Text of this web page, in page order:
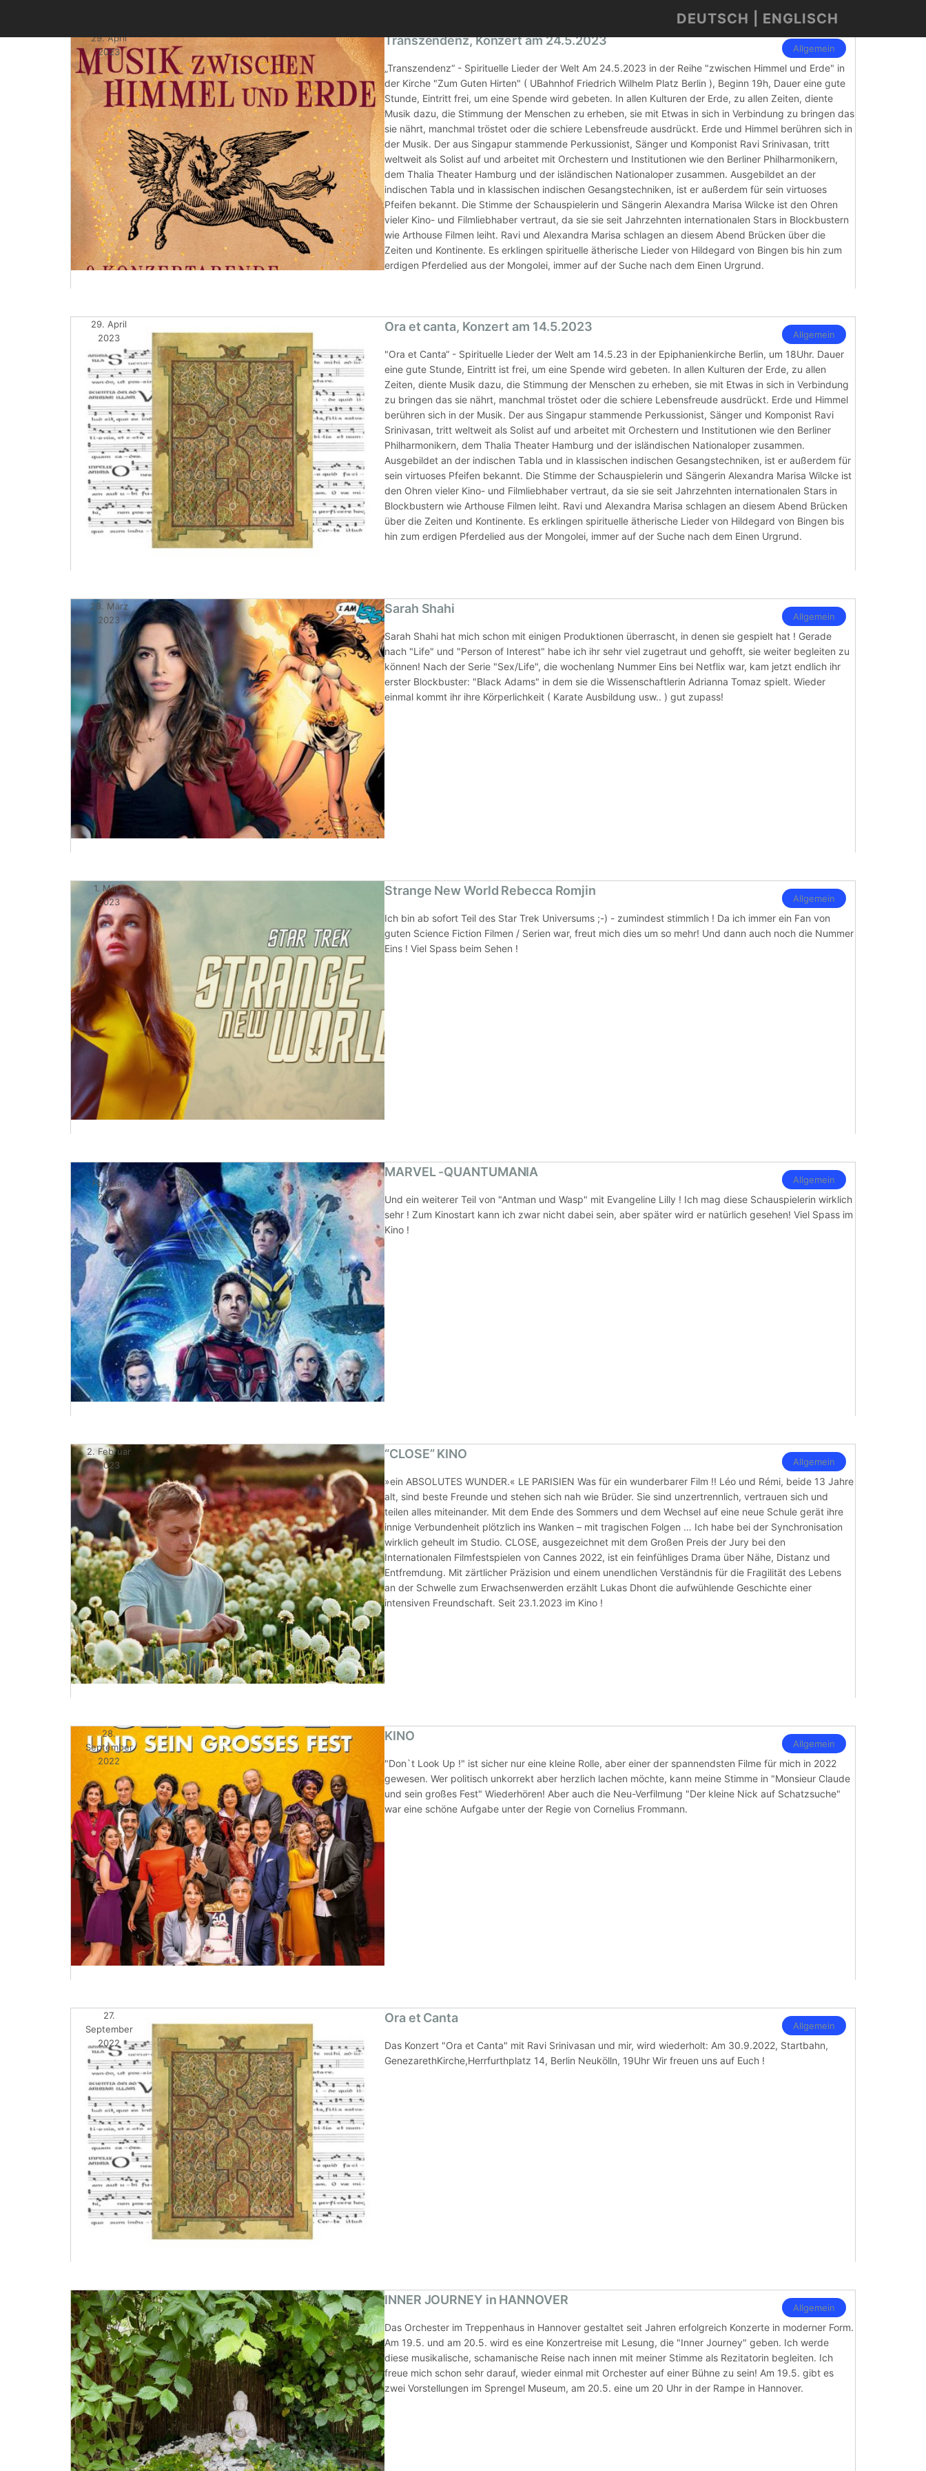
DEUTSCH | ENGLISCH
Allgemein
29. April
2023
Transzendenz, Konzert am 24.5.2023
„Transzendenz“ - Spirituelle Lieder der Welt Am 24.5.2023 in der Reihe "zwischen Himmel und Erde" in
der Kirche "Zum Guten Hirten" ( UBahnhof Friedrich Wilhelm Platz Berlin ), Beginn 19h, Dauer eine gute
Stunde, Eintritt frei, um eine Spende wird gebeten. In allen Kulturen der Erde, zu allen Zeiten, diente
Musik dazu, die Stimmung der Menschen zu erheben, sie mit Etwas in sich in Verbindung zu bringen das
sie nährt, manchmal tröstet oder die schiere Lebensfreude ausdrückt. Erde und Himmel berühren sich in
der Musik. Der aus Singapur stammende Perkussionist, Sänger und Komponist Ravi Srinivasan, tritt
weltweit als Solist auf und arbeitet mit Orchestern und Institutionen wie den Berliner Philharmonikern,
dem Thalia Theater Hamburg und der isländischen Nationaloper zusammen. Ausgebildet an der
indischen Tabla und in klassischen indischen Gesangstechniken, ist er außerdem für sein ­virtuoses
Pfeifen bekannt. Die Stimme der Schauspielerin und Sängerin Alexandra Marisa Wilcke ist den Ohren
vieler Kino- und Filmliebhaber vertraut, da sie sie seit Jahrzehnten internationalen Stars in Blockbustern
wie Arthouse Filmen leiht. Ravi und Alexandra Marisa schlagen an diesem Abend Brücken über die
Zeiten und Kontinente. Es erklingen spirituelle ätherische Lieder von Hildegard von Bingen bis hin zum
erdigen Pferdelied aus der Mongolei, immer auf der Suche nach dem Einen Urgrund.
Allgemein
29. April
2023
Ora et canta, Konzert am 14.5.2023
"Ora et Canta“ - Spirituelle Lieder der Welt am 14.5.23 in der Epiphanienkirche Berlin, um 18Uhr. Dauer
eine gute Stunde, Eintritt ist frei, um eine Spende wird gebeten. In allen Kulturen der Erde, zu allen
Zeiten, diente Musik dazu, die Stimmung der Menschen zu erheben, sie mit Etwas in sich in Verbindung
zu bringen das sie nährt, manchmal tröstet oder die schiere Lebensfreude ausdrückt. Erde und Himmel
berühren sich in der Musik. Der aus Singapur stammende Perkussionist, Sänger und Komponist Ravi
Srinivasan, tritt weltweit als Solist auf und arbeitet mit Orchestern und Institutionen wie den Berliner
Philharmonikern, dem Thalia Theater Hamburg und der isländischen Nationaloper zusammen.
Ausgebildet an der indischen Tabla und in klassischen indischen Gesangstechniken, ist er außerdem für
sein ­virtuoses Pfeifen bekannt. Die Stimme der Schauspielerin und Sängerin Alexandra Marisa Wilcke ist
den Ohren vieler Kino- und Filmliebhaber vertraut, da sie sie seit Jahrzehnten internationalen Stars in
Blockbustern wie Arthouse Filmen leiht. Ravi und Alexandra Marisa schlagen an diesem Abend Brücken
über die Zeiten und Kontinente. Es erklingen spirituelle ätherische Lieder von Hildegard von Bingen bis
hin zum erdigen Pferdelied aus der Mongolei, immer auf der Suche nach dem Einen Urgrund.
Allgemein
28. März
2023
Sarah Shahi
Sarah Shahi hat mich schon mit einigen Produktionen überrascht, in denen sie gespielt hat ! Gerade
nach "Life" und "Person of Interest" habe ich ihr sehr viel zugetraut und gehofft, sie weiter begleiten zu
können! Nach der Serie "Sex/Life", die wochenlang Nummer Eins bei Netflix war, kam jetzt endlich ihr
erster Blockbuster: "Black Adams" in dem sie die Wissenschaftlerin Adrianna Tomaz spielt. Wieder
einmal kommt ihr ihre Körperlichkeit ( Karate Ausbildung usw.. ) gut zupass!
Allgemein
1. März
2023
Strange New World Rebecca Romjin
Ich bin ab sofort Teil des Star Trek Universums ;-) - zumindest stimmlich ! Da ich immer ein Fan von
guten Science Fiction Filmen / Serien war, freut mich dies um so mehr! Und dann auch noch die Nummer
Eins ! Viel Spass beim Sehen !
Allgemein
28.
Februar
2023
MARVEL -QUANTUMANIA
Und ein weiterer Teil von "Antman und Wasp" mit Evangeline Lilly ! Ich mag diese Schauspielerin wirklich
sehr ! Zum Kinostart kann ich zwar nicht dabei sein, aber später wird er natürlich gesehen! Viel Spass im
Kino !
Allgemein
2. Februar
2023
“CLOSE” KINO
»ein ABSOLUTES WUNDER.« LE PARISIEN Was für ein wunderbarer Film !! Léo und Rémi, beide 13 Jahre
alt, sind beste Freunde und stehen sich nah wie Brüder. Sie sind unzertrennlich, vertrauen sich und
teilen alles miteinander. Mit dem Ende des Sommers und dem Wechsel auf eine neue Schule gerät ihre
innige Verbundenheit plötzlich ins Wanken – mit tragischen Folgen … Ich habe bei der Synchronisation
wirklich geheult im Studio. CLOSE, ausgezeichnet mit dem Großen Preis der Jury bei den
Internationalen Filmfestspielen von Cannes 2022, ist ein feinfühliges Drama über Nähe, Distanz und
Entfremdung. Mit zärtlicher Präzision und einem unendlichen Verständnis für die Fragilität des Lebens
an der Schwelle zum Erwachsenwerden erzählt Lukas Dhont die aufwühlende Geschichte einer
intensiven Freundschaft. Seit 23.1.2023 im Kino !
Allgemein
28.
September
2022
KINO
"Don`t Look Up !" ist sicher nur eine kleine Rolle, aber einer der spannendsten Filme für mich in 2022
gewesen. Wer politisch unkorrekt aber herzlich lachen möchte, kann meine Stimme in "Monsieur Claude
und sein großes Fest" Wiederhören! Aber auch die Neu-Verfilmung "Der kleine Nick auf Schatzsuche"
war eine schöne Aufgabe unter der Regie von Cornelius Frommann.
Allgemein
27.
September
2022
Ora et Canta
Das Konzert "Ora et Canta" mit Ravi Srinivasan und mir, wird wiederholt: Am 30.9.2022, Startbahn,
GenezarethKirche,Herrfurthplatz 14, Berlin Neukölln, 19Uhr Wir freuen uns auf Euch !
Allgemein
9. Mai
2022
INNER JOURNEY in HANNOVER
Das Orchester im Treppenhaus in Hannover gestaltet seit Jahren erfolgreich Konzerte in moderner Form.
Am 19.5. und am 20.5. wird es eine Konzertreise mit Lesung, die "Inner Journey" geben. Ich werde
diese musikalische, schamanische Reise nach innen mit meiner Stimme als Rezitatorin begleiten. Ich
freue mich schon sehr darauf, wieder einmal mit Orchester auf einer Bühne zu sein! Am 19.5. gibt es
zwei Vorstellungen im Sprengel Museum, am 20.5. eine um 20 Uhr in der Rampe in Hannover.